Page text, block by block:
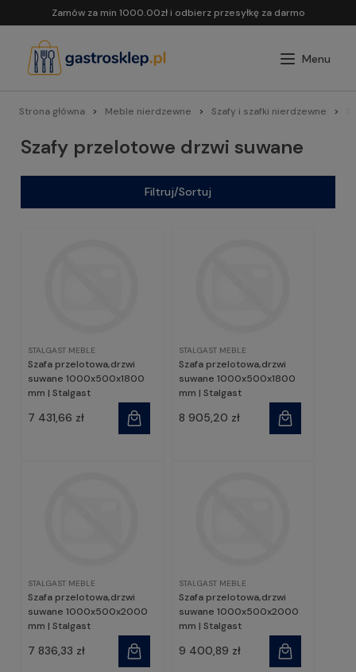
Zamów za min 1000.00zł i odbierz przesyłkę za darmo
Strona główna Meble nierdzewne Szafy i szafki nierdzewne
Szafy przelotowe drzwi suwane
Filtruj/Sortuj
STALGAST MEBLE
Szafa przelotowa,drzwi
suwane 1000x500x1800
mm | Stalgast
7 431,66 zł
STALGAST MEBLE
Szafa przelotowa,drzwi
suwane 1000x500x1800
mm | Stalgast
8 905,20 zł
STALGAST MEBLE
Szafa przelotowa,drzwi
suwane 1000x500x2000
mm | Stalgast
7 836,33 zł
STALGAST MEBLE
Szafa przelotowa,drzwi
suwane 1000x500x2000
mm | Stalgast
9 400,89 zł